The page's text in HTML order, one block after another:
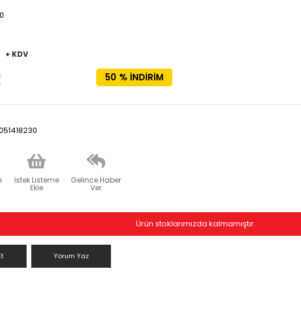
%
50 İNDIRIM
+ KDV
İstek Listeme
Ekle
Gelince Haber
Ver
Ürün stoklarımızda kalmamıştır.
Yorum Yaz